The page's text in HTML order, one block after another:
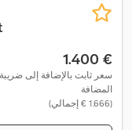
‏1.400 €
سعر ثابت بالإضافة إلى ضريبة
المضافة
(‏1.666 € إجمالي)